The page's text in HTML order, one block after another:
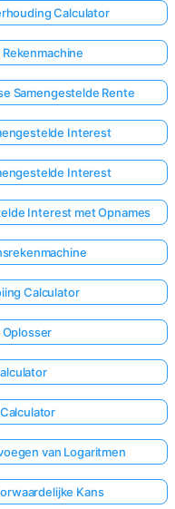
Calculator
Samengestelde Rente
Interest
Interest
Interest met Opnames
Calculator
van Logaritmen
Kans